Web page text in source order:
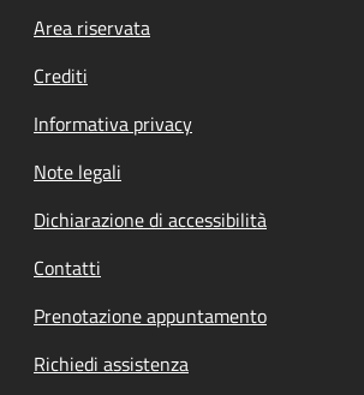
Footer menu
Area riservata
Crediti
Informativa privacy
Note legali
Dichiarazione di accessibilità
Contatti
Prenotazione appuntamento
Richiedi assistenza